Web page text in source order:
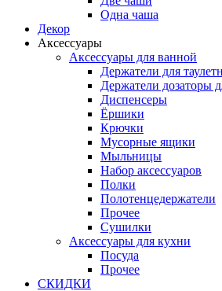
Одна чаша
Декор
Аксессуары
Аксессуары для ванной
Держатели для
Держатели дозаторы
Диспенсеры
Ёршики
Крючки
Мусорные ящики
Мыльницы
Набор аксессуаров
Полки
Полотенцедержатели
Прочее
Сушилки
Аксессуары для кухни
Посуда
Прочее
СКИДКИ